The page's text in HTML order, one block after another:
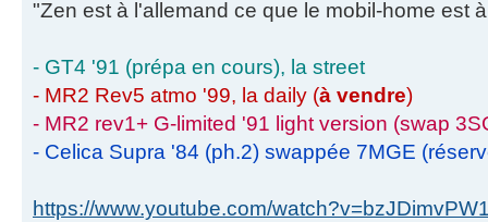
"Zen est à l'allemand ce que le mobil-home est
- GT4 '91 (prépa en cours), la street
- MR2 Rev5 atmo '99, la daily (à vendre)
- MR2 rev1+ G-limited '91 light version (swap
- Celica Supra '84 (ph.2) swappée 7MGE
https://www.youtube.com/